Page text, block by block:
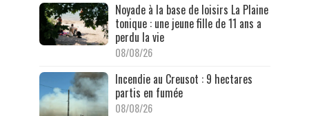
Noyade à la base de loisirs La Plaine
tonique : une jeune fille de 11 ans a
perdu la vie
08/08/26
Incendie au Creusot : 9 hectares
partis en fumée
08/08/26